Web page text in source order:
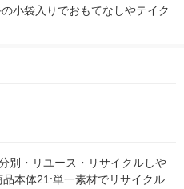
小袋入りでおもてなしやテイク
別・リユース・リサイクルしや
本体21:単一素材でリサイクル